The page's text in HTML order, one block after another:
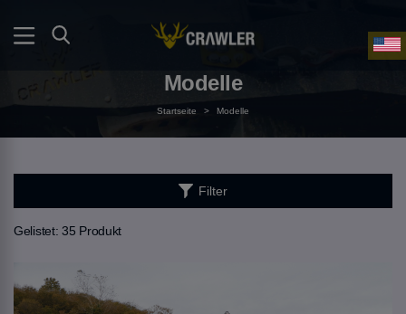
Modelle
Startseite > Modelle
Filter
Gelistet:35 Produkt